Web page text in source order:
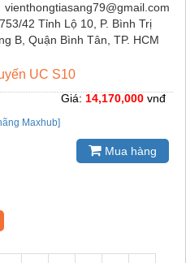
vienthongtiasang79@gmail.com
753/42 Tỉnh Lộ 10, P. Bình Trị
B, Quận Bình Tân, TP. HCM
UC S10
Maxhub]
Giá: 14,170,000 vnđ
Mua hàng